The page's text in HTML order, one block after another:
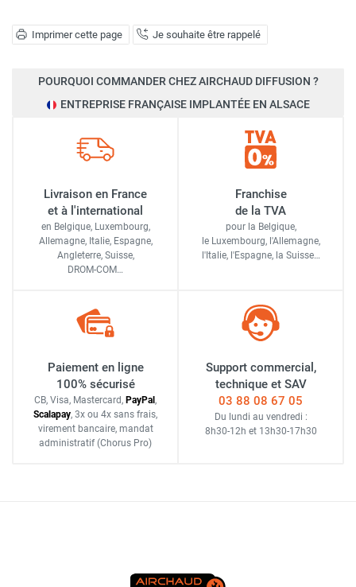
Imprimer cette page Je souhaite être rappelé
POURQUOI COMMANDER CHEZ AIRCHAUD DIFFUSION ?
ENTREPRISE FRANÇAISE IMPLANTÉE EN ALSACE
Livraison en France
et à l'international
en Belgique, Luxembourg,
Allemagne, Italie, Espagne,
Angleterre, Suisse,
DROM-COM…
Franchise
de la TVA
pour la Belgique,
le Luxembourg, l'Allemagne,
l'Italie, l'Espagne, la Suisse…
Paiement en ligne
100% sécurisé
CB, Visa, Mastercard, PayPal ,
Scalapay, 3x ou 4x sans frais,
virement bancaire, mandat
administratif (Chorus Pro)
Support commercial,
technique et SAV
03 88 08 67 05
Du lundi au vendredi :
8h30-12h et 13h30-17h30